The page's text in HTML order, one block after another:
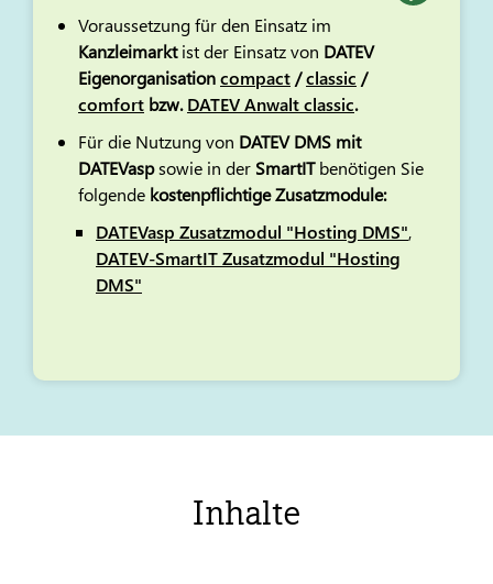
Voraussetzung für den Einsatz im
Kanzleimarktist der Einsatz von DATEV
Eigenorganisationcompact /classic /
comfort bzw. DATEV Anwalt classic.
Für die Nutzung von DATEV DMS mit
DATEVaspsowie in der SmartITbenötigen Sie
folgende kostenpflichtige Zusatzmodule:
DATEVasp Zusatzmodul "Hosting DMS",
DATEV-SmartIT Zusatzmodul "Hosting
DMS"
Inhalte